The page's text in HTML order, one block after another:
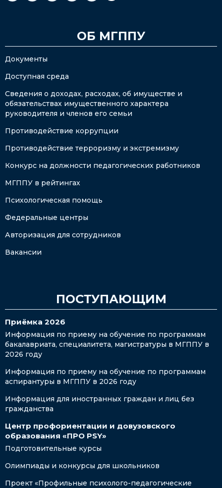
ОБ МГППУ
Документы
Доступная среда
Сведения о доходах, расходах, об имуществе и
обязательствах имущественного характера
руководителя и членов его семьи
Противодействие коррупции
Противодействие терроризму и экстремизму
Конкурс на должности педагогических работников
МГППУ в рейтингах
Психологическая помощь
Федеральные центры
Авторизация для сотрудников
Вакансии
ПОСТУПАЮЩИМ
Приёмка 2026
Информация по приему на обучение по программам
бакалавриата, специалитета, магистратуры в МГППУ в
2026 году
Информация по приему на обучение по программам
аспирантуры в МГППУ в 2026 году
Информация для иностранных граждан и лиц без
гражданства
Центр профориентации и довузовского
образования «ПРО PSY»
Подготовительные курсы
Олимпиады и конкурсы для школьников
Проект «Профильные психолого-педагогические